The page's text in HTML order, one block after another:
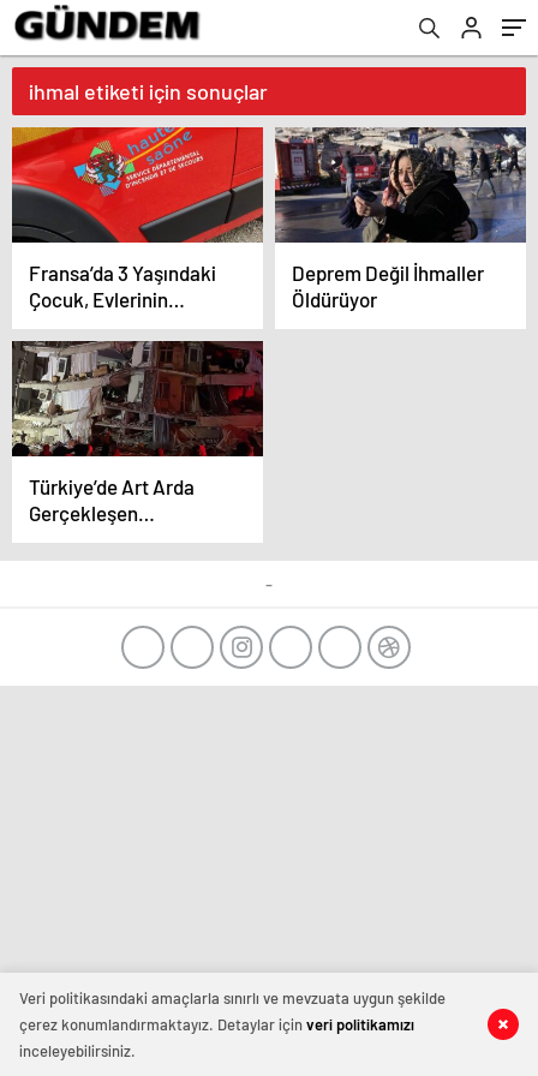
ihmal etiketi için sonuçlar
Fransa’da 3 Yaşındaki
Çocuk, Evlerinin
Bahçesindeki Gölette
Boğularak Hayatını
Kaybetti
Deprem Değil İhmaller
Öldürüyor
Türkiye’de Art Arda
Gerçekleşen
Depremler Nedeniyle
Yüzlerce İnsan
-
Veri politikasındaki amaçlarla sınırlı ve mevzuata uygun şekilde
çerez konumlandırmaktayız. Detaylar içinveri politikamızı
inceleyebilirsiniz.